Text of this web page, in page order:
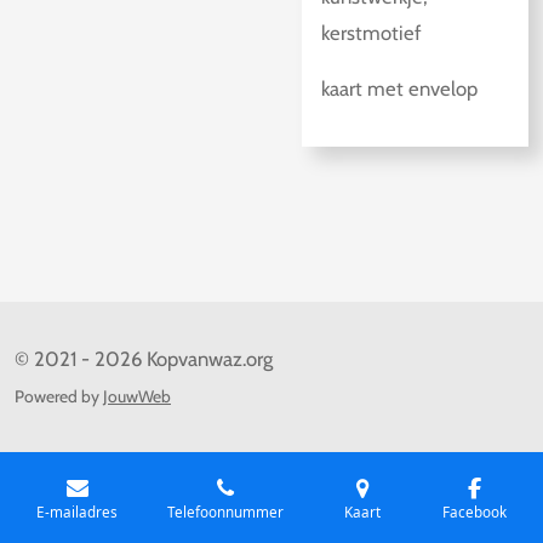
kerstmotief
kaart met envelop
© 2021 - 2026 Kopvanwaz.org
Powered by JouwWeb
E-mailadres Telefoonnummer Kaart Facebook